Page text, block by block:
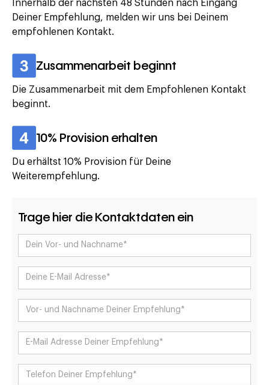
Innerhalb der nächsten 48 Stunden nach Eingang
Deiner Empfehlung, melden wir uns bei Deinem
empfohlenen Kontakt.
Zusammenarbeit beginnt
Die Zusammenarbeit mit dem Empfohlenen Kontakt
beginnt.
10% Provision erhalten
Du erhältst 10% Provision für Deine
Weiterempfehlung.
Trage hier die Kontaktdaten ein